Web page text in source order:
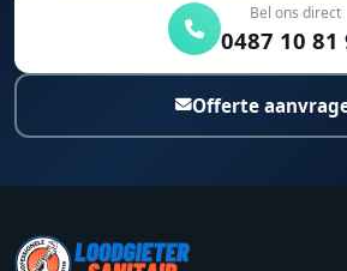
Bel ons direct
0487 10 81
Offerte